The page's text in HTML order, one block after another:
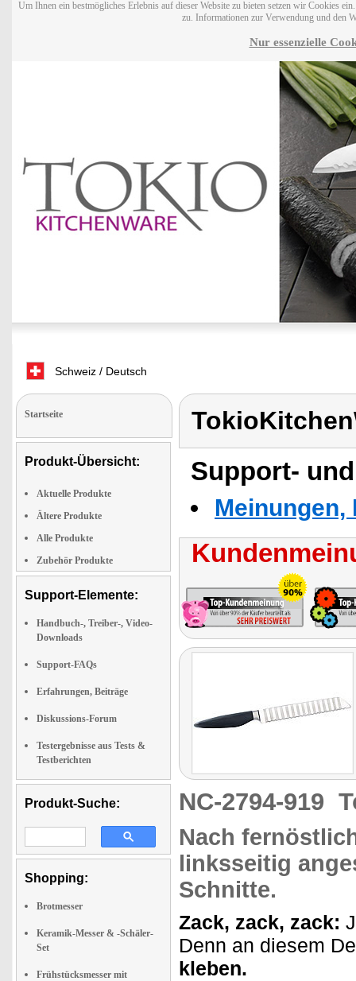
Um Ihnen ein bestmögliches Erlebnis auf dieser Website zu bieten setzen wir Cookies
zu. Informationen zur Verwendung und den
Nur essenzielle
Schweiz / Deutsch
Startseite
Produkt-Übersicht:
Aktuelle Produkte
Ältere Produkte
Alle Produkte
Zubehör Produkte
Support-Elemente:
Handbuch-, Treiber-, Video-
Downloads
Support-FAQs
Erfahrungen, Beiträge
Diskussions-Forum
Testergebnisse aus Tests &
Testberichten
Produkt-Suche:
Shopping:
Brotmesser
Keramik-Messer & -Schäler-
Set
Frühstücksmesser mit
Support-
NC-2794-919
Nach
linksseitig
Schnitte.
Zack, zack, zack:
Denn an diesem
kleben.